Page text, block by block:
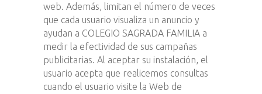
web. Además, limitan el número de veces
que cada usuario visualiza un anuncio y
ayudan a COLEGIO SAGRADA FAMILIA a
medir la efectividad de sus campañas
publicitarias. Al aceptar su instalación, el
usuario acepta que realicemos consultas
cuando el usuario visite la Web de